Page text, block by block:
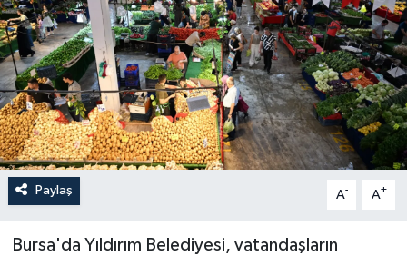
Paylaş A- A+
Bursa'da Yıldırım Belediyesi, vatandaşların